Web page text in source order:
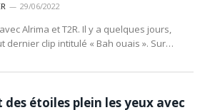
29/06/2022
Alrima et T2R. Il y a quelques jours,
dernier clip intitulé « Bah ouais ». Sur…
des étoiles plein les yeux avec